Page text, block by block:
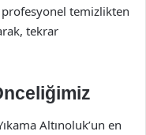
profesyonel temizlikten
tekrar
Altınoluk’un en